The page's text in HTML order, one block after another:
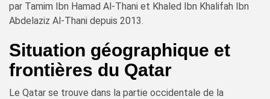
par Tamim Ibn Hamad Al-Thani et Khaled Ibn Khalifah Ibn
Abdelaziz Al-Thani depuis 2013.
Situation géographique et
frontières du Qatar
Le Qatar se trouve dans la partie occidentale de la